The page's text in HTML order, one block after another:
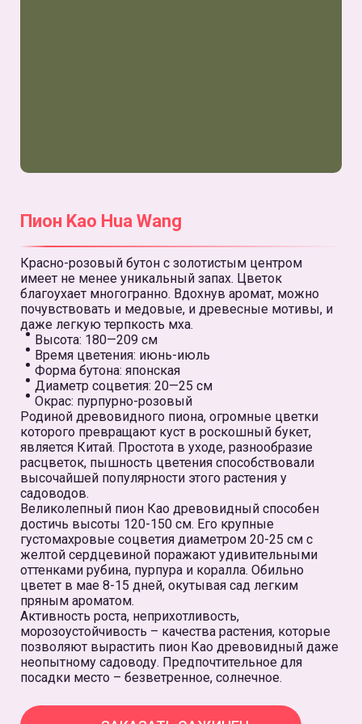
Пион Kao Hua Wang
Красно-розовый бутон с золотистым центром
имеет не менее уникальный запах. Цветок
благоухает многогранно. Вдохнув аромат, можно
почувствовать и медовые, и древесные мотивы, и
даже легкую терпкость мха.
Высота: 180—209 см
Время цветения: июнь-июль
Форма бутона: японская
Диаметр соцветия: 20—25 см
Окрас: пурпурно-розовый
Родиной древовидного пиона, огромные цветки
которого превращают куст в роскошный букет,
является Китай. Простота в уходе, разнообразие
расцветок, пышность цветения способствовали
высочайшей популярности этого растения у
садоводов.
Великолепный пион Као древовидный способен
достичь высоты 120-150 см. Его крупные
густомахровые соцветия диаметром 20-25 см с
желтой сердцевиной поражают удивительными
оттенками рубина, пурпура и коралла. Обильно
цветет в мае 8-15 дней, окутывая сад легким
пряным ароматом.
Активность роста, неприхотливость,
морозоустойчивость – качества растения, которые
позволяют вырастить пион Као древовидный даже
неопытному садоводу. Предпочтительное для
посадки место – безветренное, солнечное.